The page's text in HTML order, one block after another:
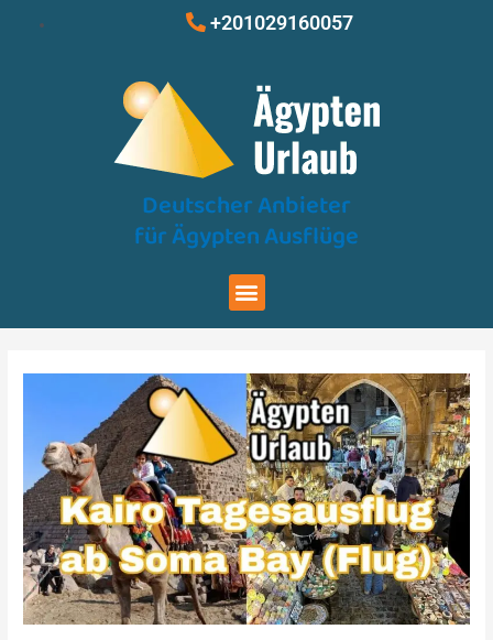
+201029160057
Deutscher Anbieter
für Ägypten Ausflüge
Menu